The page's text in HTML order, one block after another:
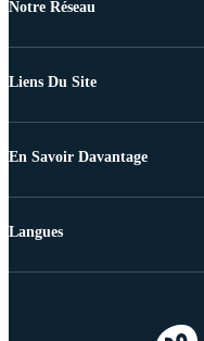
Notre Réseau
Liens Du Site
En Savoir Davantage
Langues